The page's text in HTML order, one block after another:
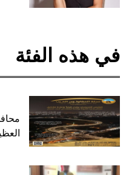
في هذه الفئة